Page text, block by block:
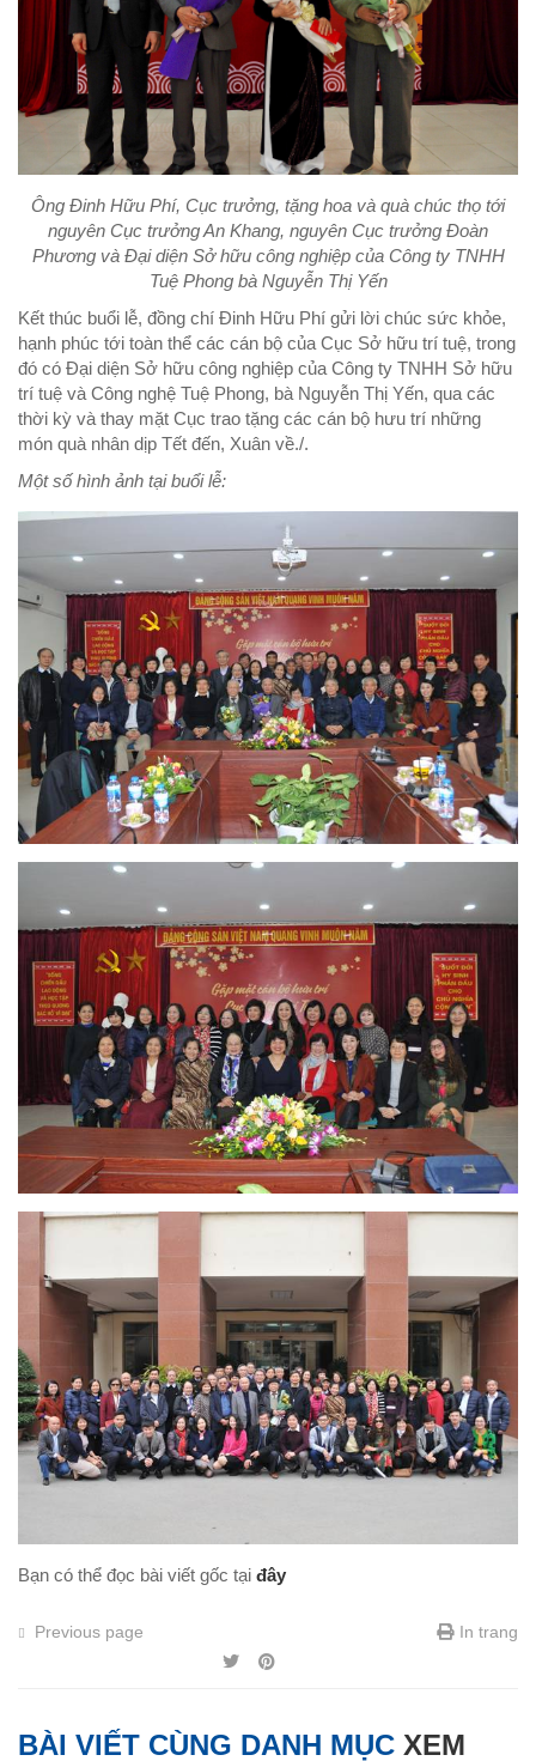
Ông Đinh Hữu Phí, Cục trưởng, tặng hoa và quà chúc thọ tới
nguyên Cục trưởng An Khang, nguyên Cục trưởng Đoàn
Phương và Đại diện Sở hữu công nghiệp của Công ty TNHH
Tuệ Phong bà Nguyễn Thị Yến
Kết thúc buổi lễ, đồng chí Đinh Hữu Phí gửi lời chúc sức khỏe,
hạnh phúc tới toàn thể các cán bộ của Cục Sở hữu trí tuệ, trong
đó có Đại diện Sở hữu công nghiệp của Công ty TNHH Sở hữu
trí tuệ và Công nghệ Tuệ Phong, bà Nguyễn Thị Yến, qua các
thời kỳ và thay mặt Cục trao tặng các cán bộ hưu trí những
món quà nhân dịp Tết đến, Xuân về./.
Một số hình ảnh tại buổi lễ:
Bạn có thể đọc bài viết gốc tại đây
Previous page In trang
BÀI VIẾT CÙNG DANH MỤC XEM